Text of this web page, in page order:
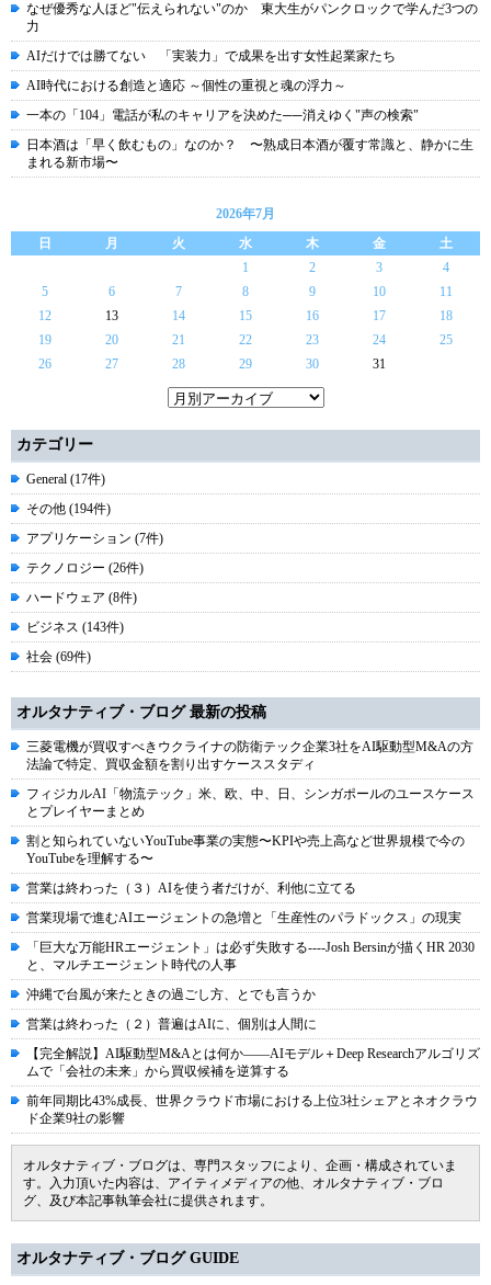
なぜ優秀な人ほど"伝えられない"のか 東大生がパンクロックで学んだ3つの
力
AIだけでは勝てない 「実装力」で成果を出す女性起業家たち
AI時代における創造と適応 ～個性の重視と魂の浮力～
一本の「104」電話が私のキャリアを決めた──消えゆく"声の検索"
日本酒は「早く飲むもの」なのか？ 〜熟成日本酒が覆す常識と、静かに生
まれる新市場〜
2026年7月
日
月 火 水 木 金
土
1
2 3
4
5
6 7 8 9 10
11
12
13 14 15 16 17
18
19
20 21 22 23 24
25
26
27 28 29 30 31
カテゴリー
General (17件)
その他 (194件)
アプリケーション (7件)
テクノロジー (26件)
ハードウェア (8件)
ビジネス (143件)
社会 (69件)
オルタナティブ・ブログ 最新の投稿
三菱電機が買収すべきウクライナの防衛テック企業3社をAI駆動型M&Aの方
法論で特定、買収金額を割り出すケーススタディ
フィジカルAI「物流テック」米、欧、中、日、シンガポールのユースケース
とプレイヤーまとめ
割と知られていないYouTube事業の実態〜KPIや売上高など世界規模で今の
YouTubeを理解する〜
営業は終わった（３）AIを使う者だけが、利他に立てる
営業現場で進むAIエージェントの急増と「生産性のパラドックス」の現実
「巨大な万能HRエージェント」は必ず失敗する----Josh Bersinが描くHR 2030
と、マルチエージェント時代の人事
沖縄で台風が来たときの過ごし方、とでも言うか
営業は終わった（２）普遍はAIに、個別は人間に
【完全解説】AI駆動型M&Aとは何か――AIモデル＋Deep Researchアルゴリズ
ムで「会社の未来」から買収候補を逆算する
前年同期比43%成長、世界クラウド市場における上位3社シェアとネオクラウ
ド企業9社の影響
オルタナティブ・ブログは、専門スタッフにより、企画・構成されていま
す。入力頂いた内容は、アイティメディアの他、オルタナティブ・ブロ
グ、及び本記事執筆会社に提供されます。
オルタナティブ・ブログ GUIDE